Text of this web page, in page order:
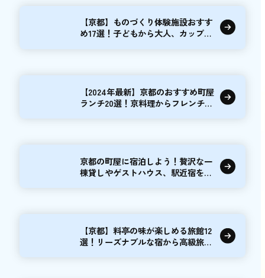
【京都】ものづくり体験施設おすす
め17選！子どもから大人、カップル
【2024年最新】京都のおすすめ町屋
ランチ20選！京料理からフレンチま
京都の町屋に宿泊しよう！贅沢な一
棟貸しやゲストハウス、駅近宿を紹
【京都】料亭の味が楽しめる旅館12
選！リーズナブルな宿から高級旅館